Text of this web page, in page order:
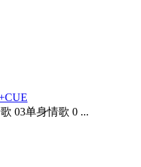
03单身情歌 0 ...